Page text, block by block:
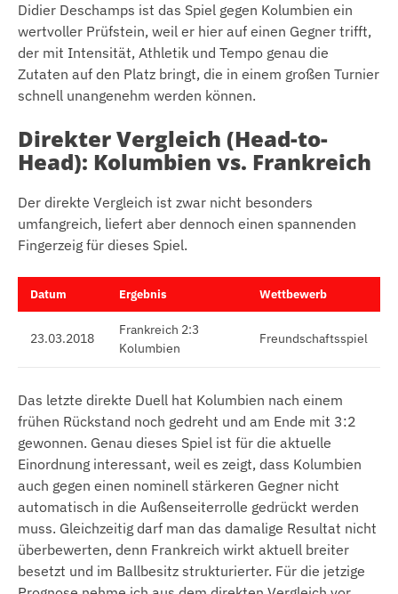
Didier Deschamps ist das Spiel gegen Kolumbien ein
wertvoller Prüfstein, weil er hier auf einen Gegner trifft,
der mit Intensität, Athletik und Tempo genau die
Zutaten auf den Platz bringt, die in einem großen Turnier
schnell unangenehm werden können.
Direkter Vergleich (Head-to-
Head): Kolumbien vs. Frankreich
Der direkte Vergleich ist zwar nicht besonders
umfangreich, liefert aber dennoch einen spannenden
Fingerzeig für dieses Spiel.
Datum Ergebnis Wettbewerb
23.03.2018
Frankreich 2:3
Kolumbien
Freundschaftsspiel
Das letzte direkte Duell hat Kolumbien nach einem
frühen Rückstand noch gedreht und am Ende mit 3:2
gewonnen. Genau dieses Spiel ist für die aktuelle
Einordnung interessant, weil es zeigt, dass Kolumbien
auch gegen einen nominell stärkeren Gegner nicht
automatisch in die Außenseiterrolle gedrückt werden
muss. Gleichzeitig darf man das damalige Resultat nicht
überbewerten, denn Frankreich wirkt aktuell breiter
besetzt und im Ballbesitz strukturierter. Für die jetzige